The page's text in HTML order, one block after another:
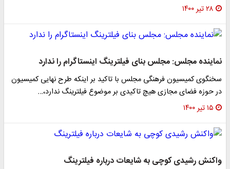
۲۸ تیر ۱۴۰۰
نماینده مجلس: مجلس بنای فیلترینگ اینستاگرام را ندارد
سخنگوی کمیسیون فرهنگی مجلس با تاکید بر اینکه طرح نهایی کمیسیون
در حوزه فضای مجازی هیچ تاکیدی بر موضوع فیلترینگ ندارد،…
۱۵ تیر ۱۴۰۰
واکنش رشیدی کوچی به شایعات درباره فیلترینگ